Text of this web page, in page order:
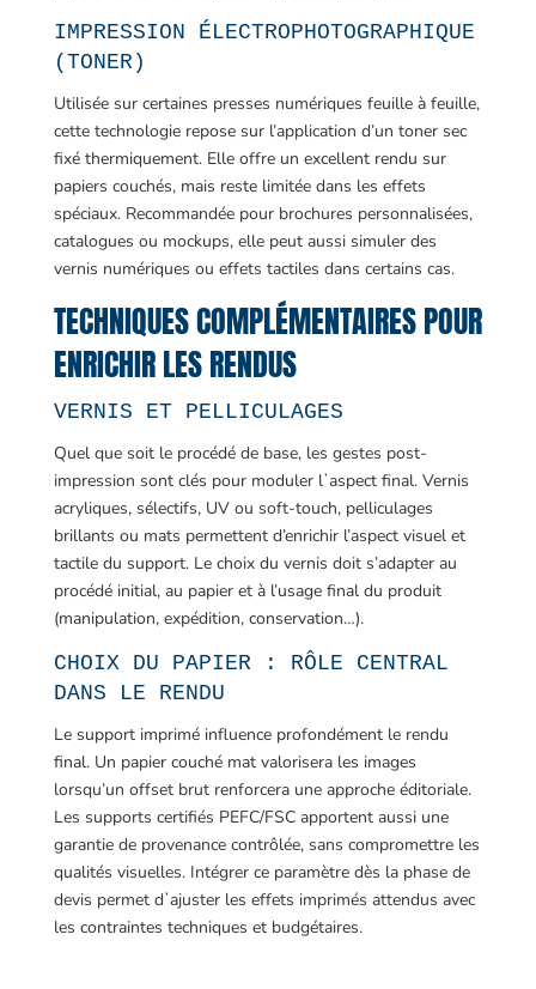
IMPRESSION ÉLECTROPHOTOGRAPHIQUE
(TONER)
Utilisée sur certaines presses numériques feuille à feuille,
cette technologie repose sur l’application d’un toner sec
fixé thermiquement. Elle offre un excellent rendu sur
papiers couchés, mais reste limitée dans les effets
spéciaux. Recommandée pour brochures personnalisées,
catalogues ou mockups, elle peut aussi simuler des
vernis numériques ou effets tactiles dans certains cas.
TECHNIQUES COMPLÉMENTAIRES POUR
ENRICHIR LES RENDUS
VERNIS ET PELLICULAGES
Quel que soit le procédé de base, les gestes post-
impression sont clés pour moduler lʼaspect final. Vernis
acryliques, sélectifs, UV ou soft-touch, pelliculages
brillants ou mats permettent d’enrichir l’aspect visuel et
tactile du support. Le choix du vernis doit s’adapter au
procédé initial, au papier et à l’usage final du produit
(manipulation, expédition, conservation…).
CHOIX DU PAPIER : RÔLE CENTRAL
DANS LE RENDU
Le support imprimé influence profondément le rendu
final. Un papier couché mat valorisera les images
lorsqu’un offset brut renforcera une approche éditoriale.
Les supports certifiés PEFC/FSC apportent aussi une
garantie de provenance contrôlée, sans compromettre les
qualités visuelles. Intégrer ce paramètre dès la phase de
devis permet dʼajuster les effets imprimés attendus avec
les contraintes techniques et budgétaires.